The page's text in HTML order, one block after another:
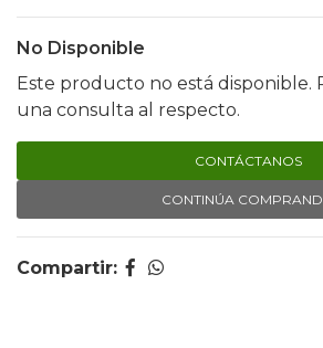
No Disponible
Este producto no está disponible.
una consulta al respecto.
CONTÁCTANOS
CONTINÚA
Compartir: